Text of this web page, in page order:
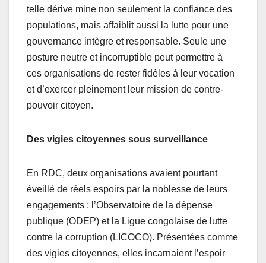
telle dérive mine non seulement la confiance des
populations, mais affaiblit aussi la lutte pour une
gouvernance intègre et responsable. Seule une
posture neutre et incorruptible peut permettre à
ces organisations de rester fidèles à leur vocation
et d’exercer pleinement leur mission de contre-
pouvoir citoyen.
Des vigies citoyennes sous surveillance
En RDC, deux organisations avaient pourtant
éveillé de réels espoirs par la noblesse de leurs
engagements : l’Observatoire de la dépense
publique (ODEP) et la Ligue congolaise de lutte
contre la corruption (LICOCO). Présentées comme
des vigies citoyennes, elles incarnaient l’espoir